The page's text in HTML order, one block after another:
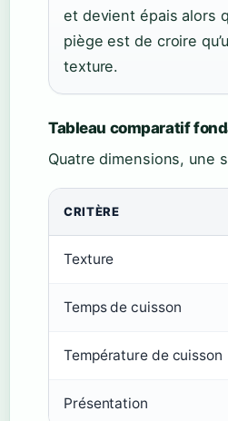
et devient épais alors
piège est de croire
texture.
Tableau comparatif
Quatre dimensions, une
CRITÈRE
Texture
Temps de cuisson
Température de cuisson
Présentation